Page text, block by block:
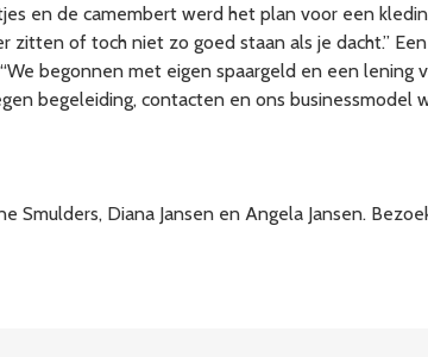
en de camembert werd het plan voor een
zitten of toch niet zo goed staan als je dacht.”
begonnen met eigen spaargeld en een
begeleiding, contacten en ons businessmodel
Smulders, Diana Jansen en Angela Jansen.